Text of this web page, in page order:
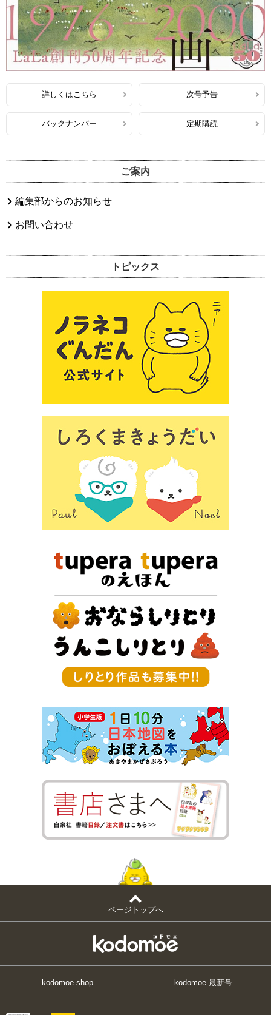
詳しくはこちら 次号予告
バックナンバー 定期購読
ご案内
編集部からのお知らせ
お問い合わせ
トピックス
ページトップへ
kodomoe shop kodomoe 最新号